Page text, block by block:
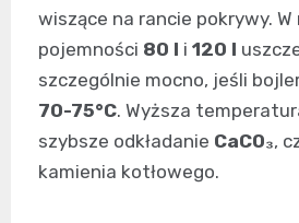
wiszące na rancie pokrywy. W
pojemności 80 l i 120 l
szczególnie mocno, jeśli
70-75°C. Wyższa
szybsze odkładanie CaCO₃,
kamienia kotłowego.